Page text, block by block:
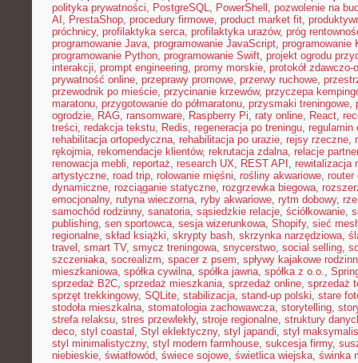
polityka prywatności, PostgreSQL, PowerShell , pozwolenie na
AI , PrestaShop, procedury firmowe, product market fit,
próchnicy, profilaktyka serca, profilaktyka urazów, próg
programowanie Java, programowanie JavaScript, programowanie
programowanie Python, programowanie Swift, projekt ogrodu
interakcji, prompt engineering, promy morskie, protokół zdawczo-
prywatność online, przeprawy promowe, przerwy ruchowe,
przewodnik po mieście, przycinanie krzewów, przyczepa
maratonu, przygotowanie do półmaratonu, przysmaki treningowe,
ogrodzie, RAG, ransomware, Raspberry Pi, raty online, React,
treści, redakcja tekstu, Redis, regeneracja po treningu, regulamin
rehabilitacja ortopedyczna, rehabilitacja po urazie, rejsy rzeczne,
rękojmia, rekomendacje klientów, rekrutacja zdalna, relacje
renowacja mebli, reportaż, research UX, REST API , rewitalizacja
artystyczne, road trip, rolowanie mięśni, rośliny akwariowe, router
dynamiczne, rozciąganie statyczne, rozgrzewka biegowa,
emocjonalny, rutyna wieczorna, ryby akwariowe, rytm dobowy,
samochód rodzinny, sanatoria, sąsiedzkie relacje, ściółkowanie,
publishing, sen sportowca, sesja wizerunkowa, Shopify, sieć
regionalne, skład książki, skrypty bash, skrzynka narzędziowa,
travel , smart TV, smycz treningowa, snycerstwo, social selling,
szczeniaka, socrealizm, spacer z psem, spływy kajakowe
mieszkaniowa, spółka cywilna, spółka jawna, spółka z o.o.,
sprzedaż B2C, sprzedaż mieszkania, sprzedaż online, sprzedaż
sprzęt trekkingowy, SQLite, stabilizacja, stand-up polski, stare
stodoła mieszkalna, stomatologia zachowawcza, storytelling,
strefa relaksu, stres przewlekły, stroje regionalne, struktury
deco, styl coastal , Styl eklektyczny, styl japandi, styl
styl minimalistyczny, styl modern farmhouse, sukcesja firmy,
niebieskie, światłowód, świece sojowe, świetlica wiejska, świnka